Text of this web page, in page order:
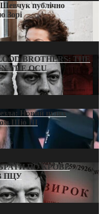
публічно
Зорі
BROTHERS: THE
THE OCU
Новий шлях
Шіо III
ПО КРОВІ:
ПЦУ